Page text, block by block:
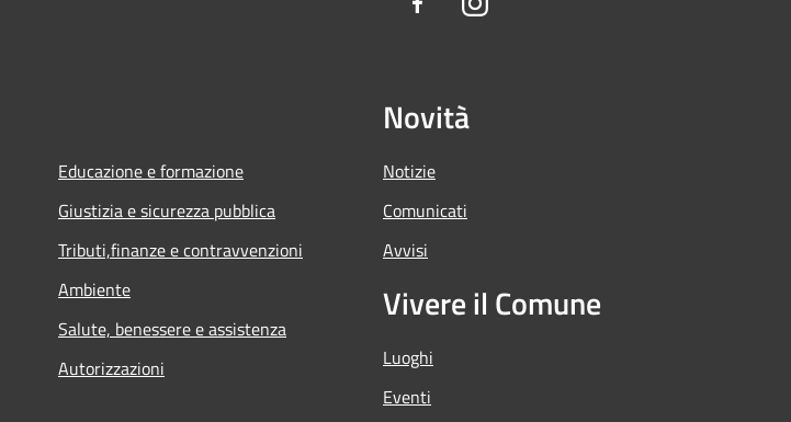
Educazione e formazione
Giustizia e sicurezza pubblica
Tributi,finanze e contravvenzioni
Ambiente
Salute, benessere e assistenza
Autorizzazioni
Novità
Notizie
Comunicati
Avvisi
Vivere il Comune
Luoghi
Eventi